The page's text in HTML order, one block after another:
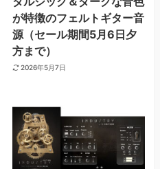
が特徴のフェルトギター音
源（セール期間5月6日夕
方まで）
2026年5月7日